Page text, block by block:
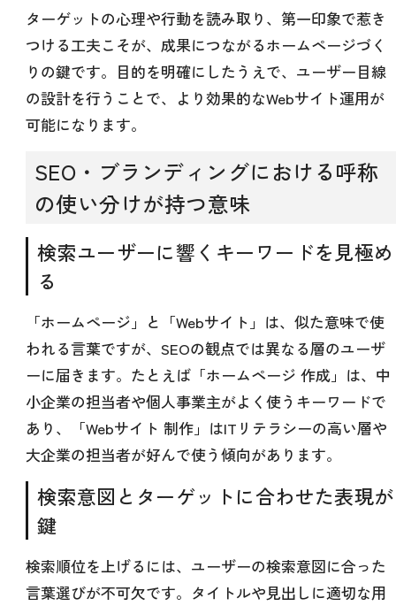
ターゲットの心理や行動を読み取り、第一印象で惹き
つける工夫こそが、成果につながるホームページづく
りの鍵です。目的を明確にしたうえで、ユーザー目線
の設計を行うことで、より効果的なWebサイト運用が
可能になります。
SEO・ブランディングにおける呼称
の使い分けが持つ意味
検索ユーザーに響くキーワードを見極め
る
「ホームページ」と「Webサイト」は、似た意味で使
われる言葉ですが、SEOの観点では異なる層のユーザ
ーに届きます。たとえば「ホームページ 作成」は、中
小企業の担当者や個人事業主がよく使うキーワードで
あり、「Webサイト 制作」はITリテラシーの高い層や
大企業の担当者が好んで使う傾向があります。
検索意図とターゲットに合わせた表現が
鍵
検索順位を上げるには、ユーザーの検索意図に合った
言葉選びが不可欠です。タイトルや見出しに適切な用